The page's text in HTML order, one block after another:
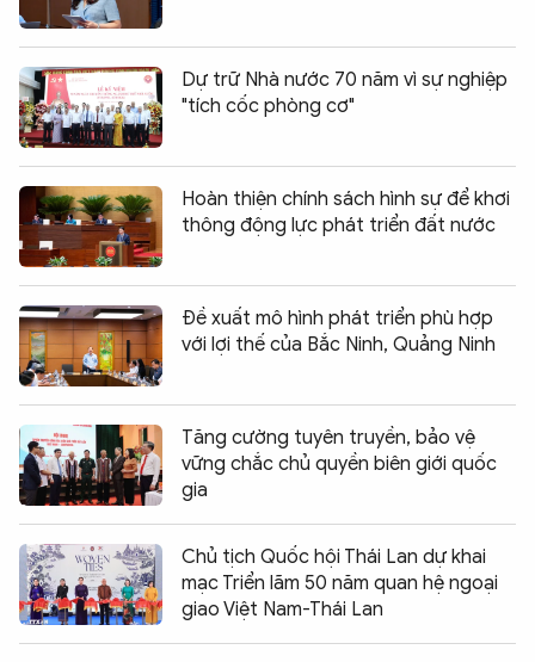
Dự trữ Nhà nước 70 năm vì sự nghiệp
"tích cốc phòng cơ"
Hoàn thiện chính sách hình sự để khơi
thông động lực phát triển đất nước
Đề xuất mô hình phát triển phù hợp
với lợi thế của Bắc Ninh, Quảng Ninh
Tăng cường tuyên truyền, bảo vệ
vững chắc chủ quyền biên giới quốc
gia
Chủ tịch Quốc hội Thái Lan dự khai
mạc Triển lãm 50 năm quan hệ ngoại
giao Việt Nam-Thái Lan